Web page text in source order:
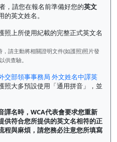
，請您在報名前準備好您的英文
的英文姓名。
照上所使用紀載的完整正式英文名
請主動將相關證明文件(如護照)照片發
以供查驗。
交部領事事務局 外文姓名中譯英
照大多預設使用「通用拼音」，並
譯名時，WCA代表會要求您重新
供符合您所提供的英文名相符的正
程與麻煩，請您務必注意您所填寫